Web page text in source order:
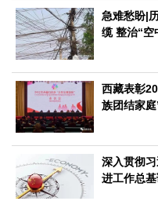
工业
装备制造 智能制造
科教
科技观察 创新前沿 智慧
三农
智慧乡村 基层
国防
急难愁盼|
缆 整治“空
西藏表彰
族团结家庭
深入贯彻
进工作总